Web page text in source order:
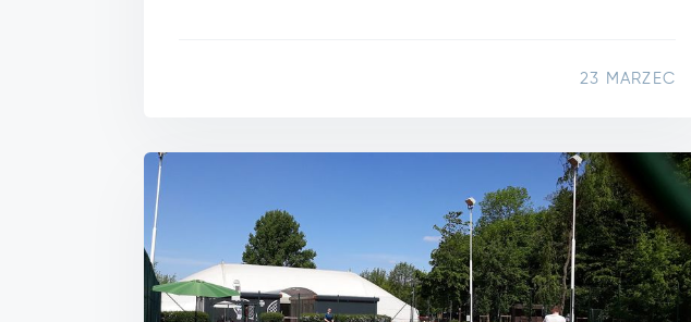
23 MARZEC